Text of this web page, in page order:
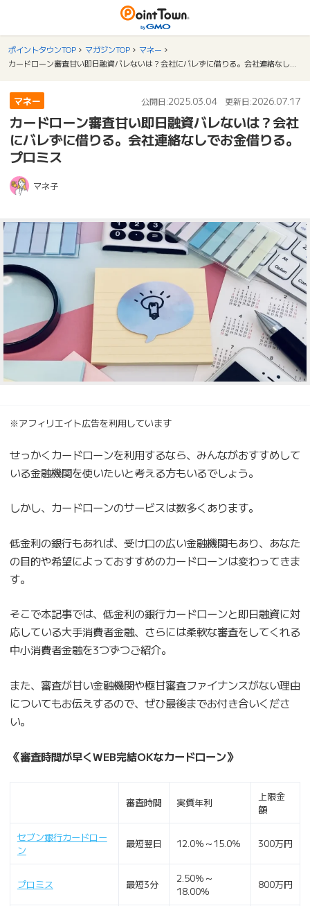
ポイントタウンTOP マガジンTOP
マネー
マネー 公開日:2025.03.04 更新日:2026.07.17
カードローン審査甘い即日融資バレないは？会社
にバレずに借りる。会社連絡なしでお金借りる。
プロミス
マネ子
※アフィリエイト広告を利用しています
せっかくカードローンを利用するなら、みんながおすすめして
いる金融機関を使いたいと考える方もいるでしょう。
しかし、カードローンのサービスは数多くあります。
低金利の銀行もあれば、受け口の広い金融機関もあり、あなた
の目的や希望によっておすすめのカードローンは変わってきま
す。
そこで本記事では、低金利の銀行カードローンと即日融資に対
応している大手消費者金融、さらには柔軟な審査をしてくれる
中小消費者金融を3つずつご紹介。
また、審査が甘い金融機関や極甘審査ファイナンスがない理由
についてもお伝えするので、ぜひ最後までお付き合いくださ
い。
《審査時間が早くWEB完結OKなカードローン》
審査時間 実質年利
上限金
額
セブン銀行カードロー
ン
最短翌日 12.0％～15.0％ 300万円
プロミス 最短3分
2.50％～
18.00％
800万円